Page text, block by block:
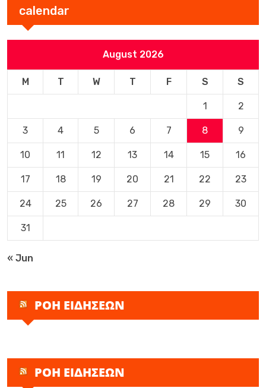
calendar
August 2026
M T W T F S S
1 2
3 4 5 6 7 8 9
10 11 12 13 14 15 16
17 18 19 20 21 22 23
24 25 26 27 28 29 30
31
« Jun
ΡΟΗ ΕΙΔΗΣΕΩΝ
ΡΟΗ ΕΙΔΗΣΕΩΝ